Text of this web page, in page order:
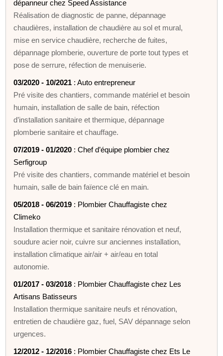
dépanneur chez Speed Assistance
Réalisation de diagnostic de panne, dépannage
chaudières, installation de chaudière au sol et mural,
mise en service chaudière, recherche de fuites,
dépannage plomberie, ouverture de porte tout types et
pose de serrure, réfection de menuiserie.
03/2020 - 10/2021 : Auto entrepreneur
Pré visite des chantiers, commande matériel et besoin
humain, installation de salle de bain, réfection
d’installation sanitaire et thermique, dépannage
plomberie sanitaire et chauffage.
07/2019 - 01/2020 : Chef d’équipe plombier chez
Serfigroup
Pré visite des chantiers, commande matériel et besoin
humain, salle de bain faïence clé en main.
05/2018 - 06/2019 : Plombier Chauffagiste chez
Climeko
Installation thermique et sanitaire rénovation et neuf,
soudure acier noir, cuivre sur anciennes installation,
installation climatique air/air + air/eau en total
autonomie.
01/2017 - 03/2018 : Plombier Chauffagiste chez Les
Artisans Batisseurs
Installation thermique sanitaire neufs et rénovation,
entretien de chaudière gaz, fuel, SAV dépannage selon
urgences.
12/2012 - 12/2016 : Plombier Chauffagiste chez Ets Le